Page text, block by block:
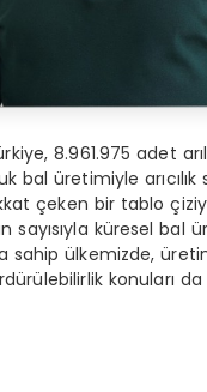
8.961.975 adet
bal üretimiyle arıcılık
çeken bir tablo
sayısıyla küresel bal
sahip ülkemizde,
konuları